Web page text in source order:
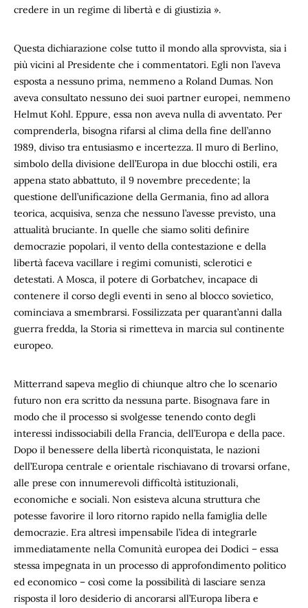
credere in un regime di libertà e di giustizia ».
Questa dichiarazione colse tutto il mondo alla sprovvista, sia i
più vicini al Presidente che i commentatori. Egli non l’aveva
esposta a nessuno prima, nemmeno a Roland Dumas. Non
aveva consultato nessuno dei suoi partner europei, nemmeno
Helmut Kohl. Eppure, essa non aveva nulla di avventato. Per
comprenderla, bisogna rifarsi al clima della fine dell’anno
1989, diviso tra entusiasmo e incertezza. Il muro di Berlino,
simbolo della divisione dell’Europa in due blocchi ostili, era
appena stato abbattuto, il 9 novembre precedente; la
questione dell’unificazione della Germania, fino ad allora
teorica, acquisiva, senza che nessuno l’avesse previsto, una
attualità bruciante. In quelle che siamo soliti definire
democrazie popolari, il vento della contestazione e della
libertà faceva vacillare i regimi comunisti, sclerotici e
detestati. A Mosca, il potere di Gorbatchev, incapace di
contenere il corso degli eventi in seno al blocco sovietico,
cominciava a smembrarsi. Fossilizzata per quarant’anni dalla
guerra fredda, la Storia si rimetteva in marcia sul continente
europeo.
Mitterrand sapeva meglio di chiunque altro che lo scenario
futuro non era scritto da nessuna parte. Bisognava fare in
modo che il processo si svolgesse tenendo conto degli
interessi indissociabili della Francia, dell’Europa e della pace.
Dopo il benessere della libertà riconquistata, le nazioni
dell’Europa centrale e orientale rischiavano di trovarsi orfane,
alle prese con innumerevoli difficoltà istituzionali,
economiche e sociali. Non esisteva alcuna struttura che
potesse favorire il loro ritorno rapido nella famiglia delle
democrazie. Era altresì impensabile l’idea di integrarle
immediatamente nella Comunità europea dei Dodici – essa
stessa impegnata in un processo di approfondimento politico
ed economico – così come la possibilità di lasciare senza
risposta il loro desiderio di ancorarsi all’Europa libera e